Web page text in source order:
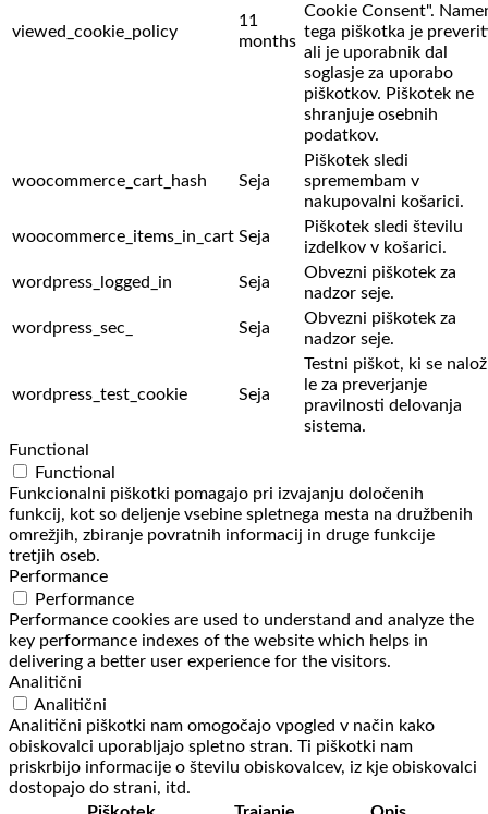
viewed_cookie_policy
11
months
Cookie Consent".
tega piškotka je
ali je uporabnik dal
soglasje za uporabo
piškotkov. Piškotek ne
shranjuje osebnih
podatkov.
woocommerce_cart_hash Seja
Piškotek sledi
spremembam v
nakupovalni košarici.
woocommerce_items_in_cart Seja
Piškotek sledi številu
izdelkov v košarici.
wordpress_logged_in
Seja
Obvezni piškotek za
nadzor seje.
wordpress_sec_
Seja
Obvezni piškotek za
nadzor seje.
wordpress_test_cookie Seja
Testni piškot, ki se
le za preverjanje
pravilnosti delovanja
sistema.
Functional
Functional
Funkcionalni piškotki pomagajo pri izvajanju določenih
funkcij, kot so deljenje vsebine spletnega mesta na družbenih
omrežjih, zbiranje povratnih informacij in druge funkcije
tretjih oseb.
Performance
Performance
Performance cookies are used to understand and analyze the
key performance indexes of the website which helps in
delivering a better user experience for the visitors.
Analitični
Analitični
Analitični piškotki nam omogočajo vpogled v način kako
obiskovalci uporabljajo spletno stran. Ti piškotki nam
priskrbijo informacije o številu obiskovalcev, iz kje obiskovalci
dostopajo do strani, itd.